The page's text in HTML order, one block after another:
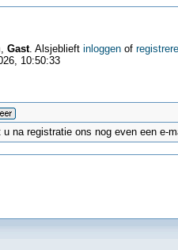
Gast. Alsjeblieft inloggenof
10:50:33
na registratie ons nog even een e-